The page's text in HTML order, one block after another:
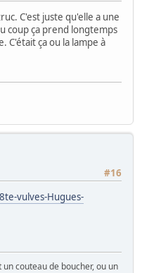
C'est juste qu'elle a une
coup ça prend longtemps
C'était ça ou la lampe à
#16
vulves-Hugues-
couteau de boucher, ou un